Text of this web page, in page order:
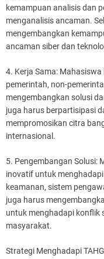
kemampuan analisis dan
menganalisis ancaman.
mengembangkan
ancaman siber dan
4. Kerja Sama:
pemerintah, non-
mengembangkan solusi
juga harus berpartisipasi
mempromosikan citra
internasional.
5. Pengembangan Solusi:
inovatif untuk
keamanan, sistem
juga harus
untuk menghadapi konflik
masyarakat.
Strategi Menghadapi